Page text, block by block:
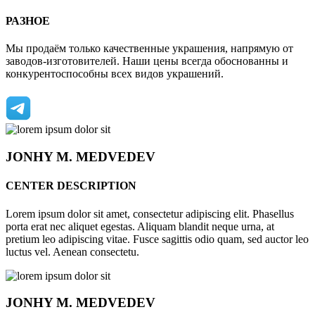
РАЗНОЕ
Мы продаём только качественные украшения, напрямую от
заводов-изготовителей. Наши цены всегда обоснованны и
конкурентоспособны всех видов украшений.
JONHYM. MEDVEDEV
CENTER DESCRIPTION
Lorem ipsum dolor sit amet, consectetur adipiscing elit. Phasellus
porta erat nec aliquet egestas. Aliquam blandit neque urna, at
pretium leo adipiscing vitae. Fusce sagittis odio quam, sed auctor leo
luctus vel. Aenean consectetu.
JONHYM. MEDVEDEV